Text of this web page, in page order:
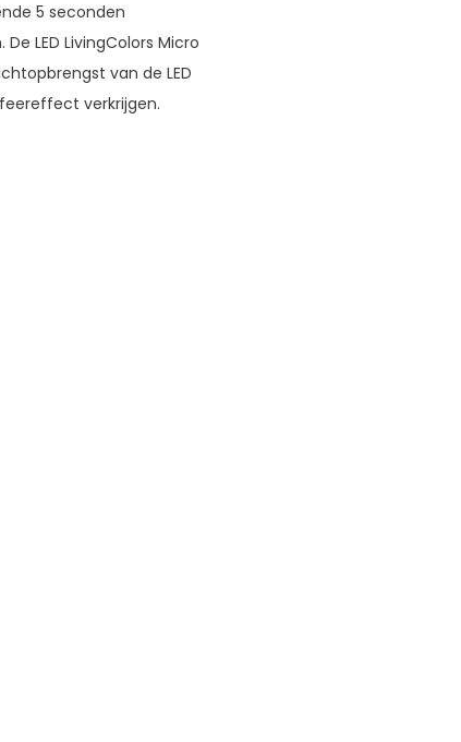
5 seconden
LED LivingColors Micro
van de LED
verkrijgen.